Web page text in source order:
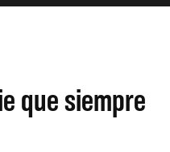
que siempre